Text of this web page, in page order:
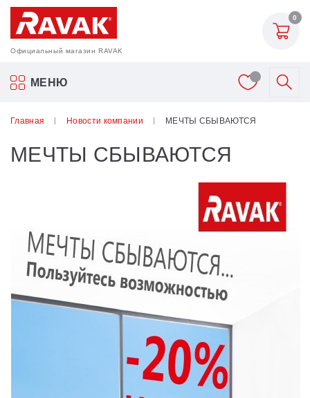
Официальный магазин RAVAK
0
МЕНЮ
Акриловые ванны Ravak
Шторки для ванн
Унитазы и биде
Душевые двери
Поддоны для душа
Главная Новости компании МЕЧТЫ СБЫВАЮТСЯ
МЕЧТЫ СБЫВАЮТСЯ